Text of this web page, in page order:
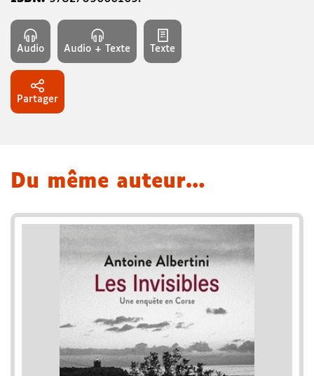
Audio Audio + Texte Texte
Partager
Du même auteur…